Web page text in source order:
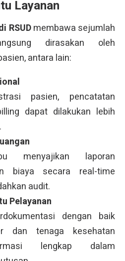
Layanan
RSUDmembawa sejumlah
dirasakan oleh
antara lain:
pasien, pencatatan
dapat dilakukan lebih
menyajikan laporan
biaya secara real-time
audit.
Pelayanan
dengan baik
dan tenaga kesehatan
lengkap dalam